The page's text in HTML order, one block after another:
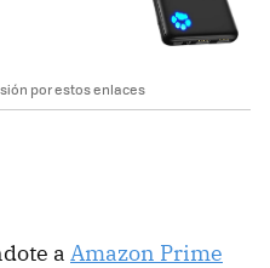
por estos enlaces
a Amazon Prime